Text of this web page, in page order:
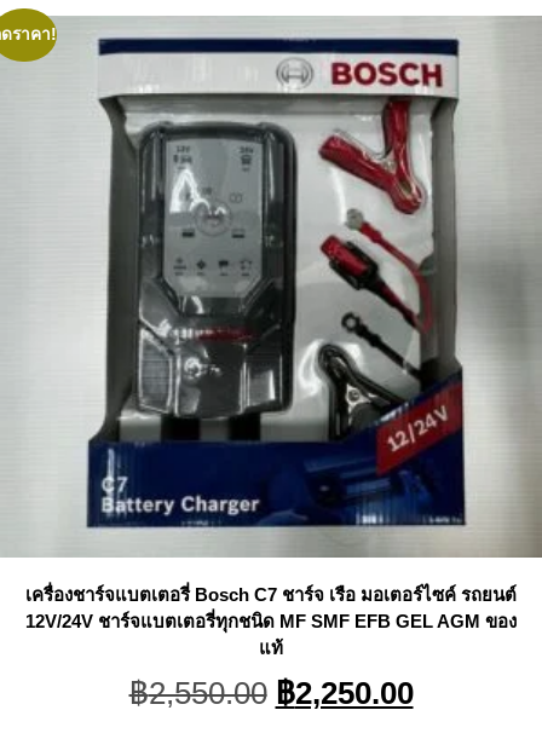
ราคา!
เครื่องชาร์จแบตเตอรี่ Bosch C7 ชาร์จ เรือ มอเตอร์ไซค์ รถยนต์
12V/24V ชาร์จแบตเตอรี่ทุกชนิด MF SMF EFB GEL AGM ของ
แท้
฿2,550.00 Original
price
฿2,250.00Current
price